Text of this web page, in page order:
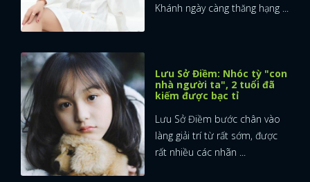
Khánh ngày càng thăng hạng ...
Lưu Sở Điềm: Nhóc tỳ "con
nhà người ta", 2 tuổi đã
kiếm được bạc tỉ
Lưu Sở Điềm bước chân vào
làng giải trí từ rất sớm, được
rất nhiều các nhãn ...